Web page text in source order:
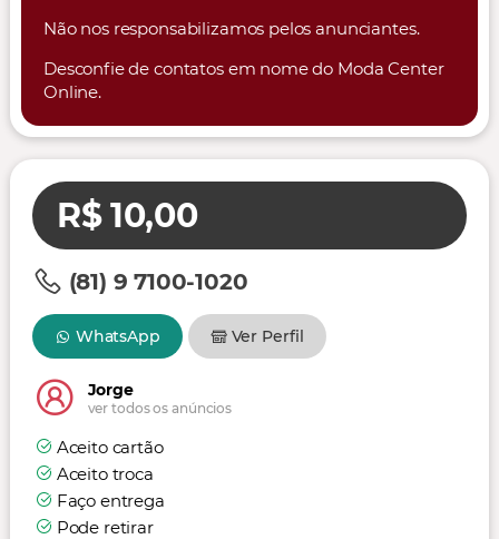
Não nos responsabilizamos pelos anunciantes.
Desconfie de contatos em nome do Moda Center
Online.
R$ 10,00
(81) 9 7100-1020
WhatsApp Ver Perfil
Jorge
ver todos os anúncios
Aceito cartão
Aceito troca
Faço entrega
Pode retirar